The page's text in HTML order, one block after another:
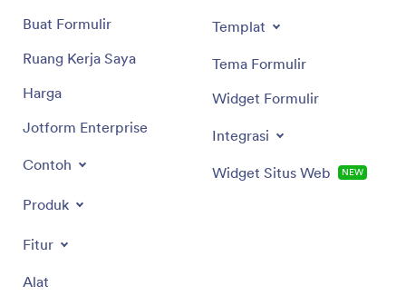
Buat Formulir
Ruang Kerja Saya
Harga
Jotform Enterprise
Contoh
Produk
Fitur
Alat
Templat
Tema Formulir
Widget Formulir
Integrasi
Widget Situs Web NEW